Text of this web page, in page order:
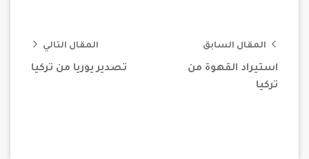
المقال السابق
استيراد القهوة من
تركيا
المقال التالي
تصدير يوريا من تركيا